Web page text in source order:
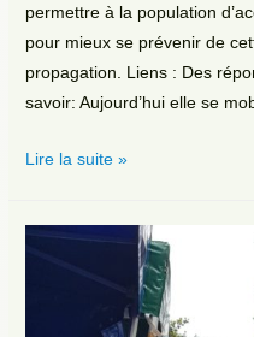
permettre à la population
pour mieux se prévenir de
propagation. Liens : Des
savoir: Aujourd’hui elle se
COVID-
Lire la suite »